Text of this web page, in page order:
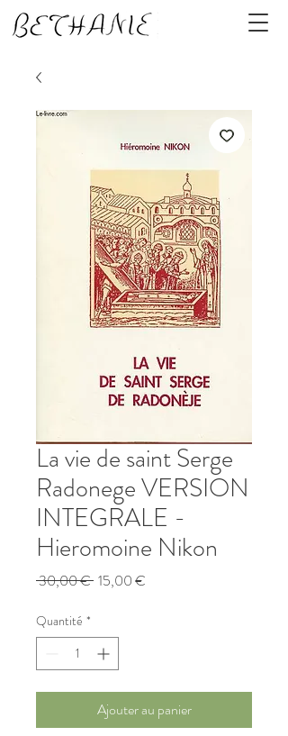
La vie de saint Serge
Radonege VERSION
INTEGRALE -
Hieromoine Nikon
30,00 € Prix
15,00 €
Quantité *
Ajouter au panier